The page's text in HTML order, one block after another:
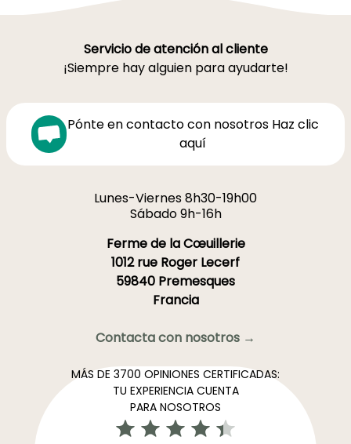
Servicio de atención al cliente
¡Siempre hay alguien para ayudarte!
Pónte en contacto con nosotros Haz clic
aquí
Lunes-Viernes 8h30-19h00
Sábado 9h-16h
Ferme de la Cœuillerie
1012 rue Roger Lecerf
59840 Premesques
Francia
Contacta con nosotros →
MÁS DE 3700 OPINIONES CERTIFICADAS:
TU EXPERIENCIA CUENTA
PARA NOSOTROS